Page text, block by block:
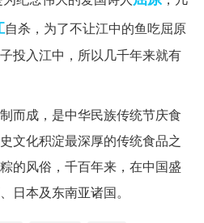
自杀，为了不让江中的鱼吃屈原
投入江中，所以几千年来就有
而成，是中华民族传统节庆食
文化积淀最深厚的传统食品之
的风俗，千百年来，在中国盛
日本及东南亚诸国。